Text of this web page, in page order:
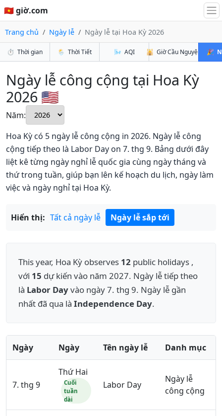
🇻🇳 giờ.com
Trang chủ Ngày lễ Ngày lễ tại Hoa Kỳ 2026
⏱️ Thời gian 🌦️ Thời Tiết 🌬️ AQI 🕌 Giờ Cầu Nguyện 🎉
Ngày lễ công cộng tại Hoa Kỳ
2026 🇺🇸
Năm:
Hoa Kỳ có 5 ngày lễ công cộng in 2026. Ngày lễ công
cộng tiếp theo là Labor Day on 7. thg 9. Bảng dưới đây
liệt kê từng ngày nghỉ lễ quốc gia cùng ngày tháng và
thứ trong tuần, giúp bạn lên kế hoạch du lịch, ngày làm
việc và ngày nghỉ tại Hoa Kỳ.
Hiển thị: Tất cả ngày lễ Ngày lễ sắp tới
This year, Hoa Kỳ observes 12 public holidays ,
với 15 dự kiến vào năm 2027. Ngày lễ tiếp theo
là Labor Dayvào ngày 7. thg 9. Ngày lễ gần
nhất đã qua là Independence Day.
Ngày Ngày Tên ngày lễ Danh mục
7. thg 9
Thứ Hai
Cuối
tuần
dài
Labor Day
Ngày lễ
công cộng